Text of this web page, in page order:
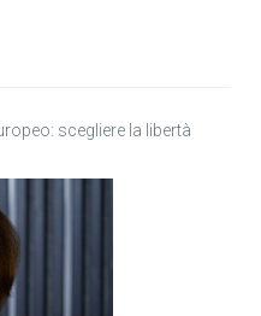
scegliere la libertà